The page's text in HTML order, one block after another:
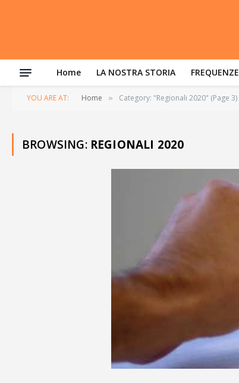
Home LA NOSTRA STORIA FREQUENZE
YOU ARE AT: Home » Category: "Regionali 2020" (Page 3)
BROWSING: REGIONALI 2020